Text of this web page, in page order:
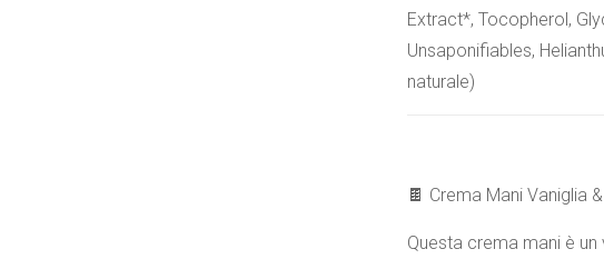
Extract*, Tocopherol,
Unsaponifiables,
naturale)
🍫 Crema Mani Vaniglia
Questa crema mani è